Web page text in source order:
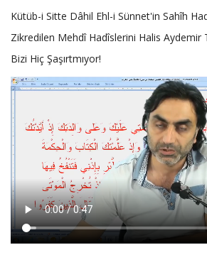
Kütüb-i Sitte Dâhil Ehl-i Sünnet'in Sahîh
Zikredilen Mehdî Hadîslerini Halis Aydemir
Bizi Hiç Şaşırtmıyor!